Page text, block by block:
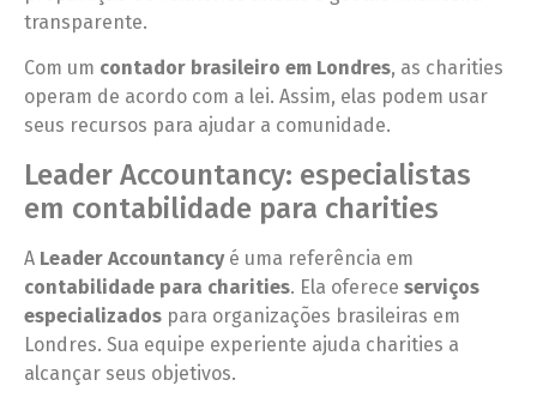
transparente.
Com um contador brasileiro em Londres, as charities
operam de acordo com a lei. Assim, elas podem usar
seus recursos para ajudar a comunidade.
Leader Accountancy: especialistas
em contabilidade para charities
A Leader Accountancyé uma referência em
contabilidade para charities. Ela oferece serviços
especializados para organizações brasileiras em
Londres. Sua equipe experiente ajuda charities a
alcançar seus objetivos.